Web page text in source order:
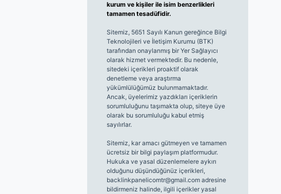
kurum ve kişiler ile isim benzerlikleri
tamamen tesadüfidir.
Sitemiz, 5651 Sayılı Kanun gereğince Bilgi
Teknolojileri ve İletişim Kurumu (BTK)
tarafından onaylanmış bir Yer Sağlayıcı
olarak hizmet vermektedir. Bu nedenle,
sitedeki içerikleri proaktif olarak
denetleme veya araştırma
yükümlülüğümüz bulunmamaktadır.
Ancak, üyelerimiz yazdıkları içeriklerin
sorumluluğunu taşımakta olup, siteye üye
olarak bu sorumluluğu kabul etmiş
sayılırlar.
Sitemiz, kar amacı gütmeyen ve tamamen
ücretsiz bir bilgi paylaşım platformudur.
Hukuka ve yasal düzenlemelere aykırı
olduğunu düşündüğünüz içerikleri,
backlinkpanelicomtr@gmail.comadresine
bildirmeniz halinde, ilgili içerikler yasal